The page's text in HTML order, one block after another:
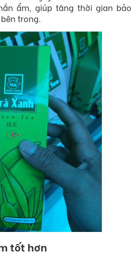
ẩm, giúp tăng thời gian bảo
trong.
tốt hơn